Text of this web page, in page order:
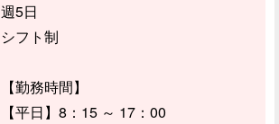
週5日
シフト制
【勤務時間】
【平日】8：15 ～ 17：00